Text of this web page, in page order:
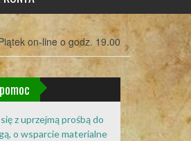
on-line o godz. 19.00
z uprzejmą prośbą do
o wsparcie materialne